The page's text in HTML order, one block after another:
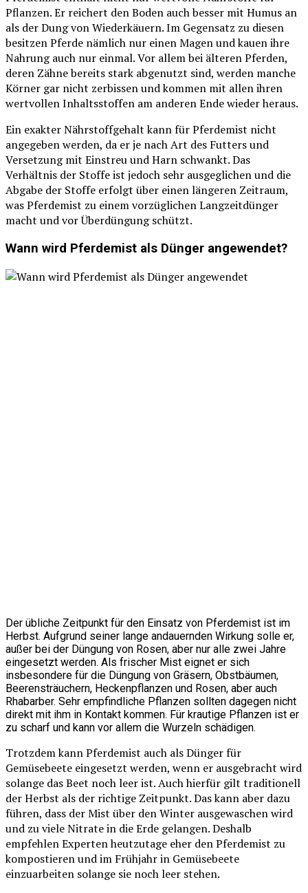
Pflanzen. Er reichert den Boden auch besser mit Humus an
als der Dung von Wiederkäuern. Im Gegensatz zu diesen
besitzen Pferde nämlich nur einen Magen und kauen ihre
Nahrung auch nur einmal. Vor allem bei älteren Pferden,
deren Zähne bereits stark abgenutzt sind, werden manche
Körner gar nicht zerbissen und kommen mit allen ihren
wertvollen Inhaltsstoffen am anderen Ende wieder heraus.
Ein exakter Nährstoffgehalt kann für Pferdemist nicht
angegeben werden, da er je nach Art des Futters und
Versetzung mit Einstreu und Harn schwankt. Das
Verhältnis der Stoffe ist jedoch sehr ausgeglichen und die
Abgabe der Stoffe erfolgt über einen längeren Zeitraum,
was Pferdemist zu einem vorzüglichen Langzeitdünger
macht und vor Überdüngung schützt.
Wann wird Pferdemist als Dünger angewendet?
Der übliche Zeitpunkt für den Einsatz von Pferdemist ist im
Herbst. Aufgrund seiner lange andauernden Wirkung solle er,
außer bei der Düngung von Rosen, aber nur alle zwei Jahre
eingesetzt werden. Als frischer Mist eignet er sich
insbesondere für die Düngung von Gräsern, Obstbäumen,
Beerensträuchern, Heckenpflanzen und Rosen, aber auch
Rhabarber. Sehr empfindliche Pflanzen sollten dagegen nicht
direkt mit ihm in Kontakt kommen. Für krautige Pflanzen ist er
zu scharf und kann vor allem die Wurzeln schädigen.
Trotzdem kann Pferdemist auch als Dünger für
Gemüsebeete eingesetzt werden, wenn er ausgebracht wird
solange das Beet noch leer ist. Auch hierfür gilt traditionell
der Herbst als der richtige Zeitpunkt. Das kann aber dazu
führen, dass der Mist über den Winter ausgewaschen wird
und zu viele Nitrate in die Erde gelangen. Deshalb
empfehlen Experten heutzutage eher den Pferdemist zu
kompostieren und im Frühjahr in Gemüsebeete
einzuarbeiten solange sie noch leer stehen.